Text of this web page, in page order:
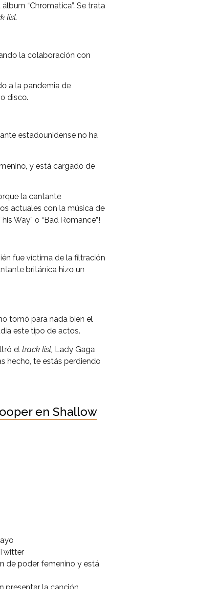
“Chromatica”. Se trata
list.
la colaboración con
a la pandemia de
disco.
estadounidense no ha
y está cargado de
la cantante
actuales con la música de
Way” o “Bad Romance”!
fue víctima de la filtración
británica hizo un
tomó para nada bien el
este tipo de actos.
el track list, Lady Gaga
hecho, te estás perdiendo
en Shallow
de poder femenino y está